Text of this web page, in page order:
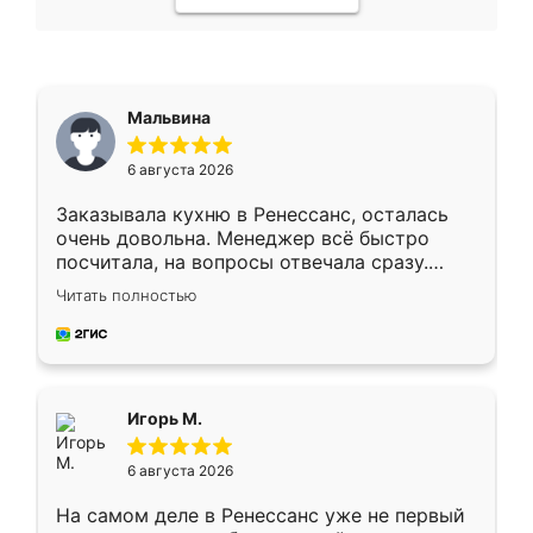
Мальвина
6 августа 2026
Заказывала кухню в Ренессанс, осталась
очень довольна. Менеджер всё быстро
посчитала, на вопросы отвечала сразу.
Замерщик приехал в субботу, подошёл к
делу со всей ответственностью. Собрали
за день, ребята работали аккуратно, даже
Читать полностью
Игорь М.
6 августа 2026
На самом деле в Ренессанс уже не первый